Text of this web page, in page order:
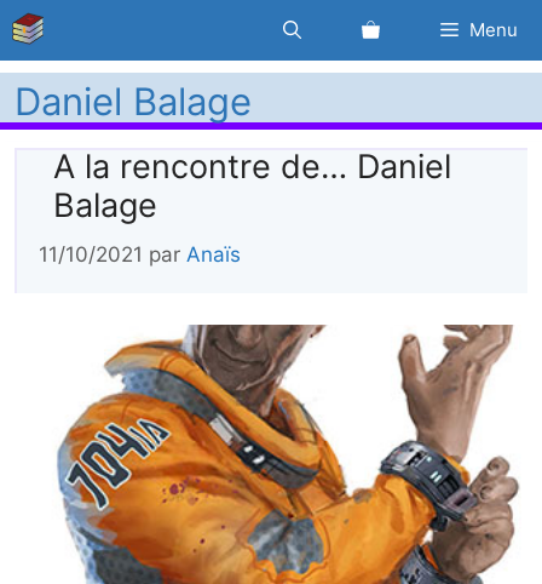
Aller
au
contenu
Menu
Daniel Balage
A la rencontre de… Daniel
Balage
11/10/2021 par Anaïs